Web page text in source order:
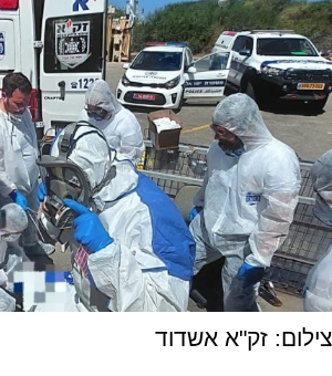
צילום: זק"א אשדוד